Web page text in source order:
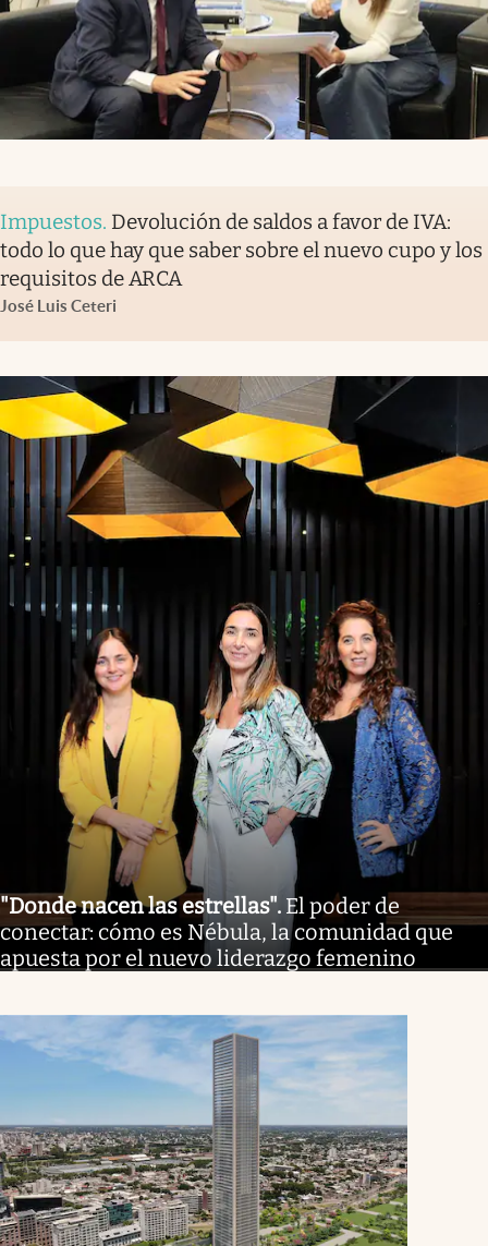
Impuestos. Devolución de saldos a favor de IVA:
todo lo que hay que saber sobre el nuevo cupo y los
requisitos de ARCA
José Luis Ceteri
"Donde nacen las estrellas". El poder de
conectar: cómo es Nébula, la comunidad que
apuesta por el nuevo liderazgo femenino